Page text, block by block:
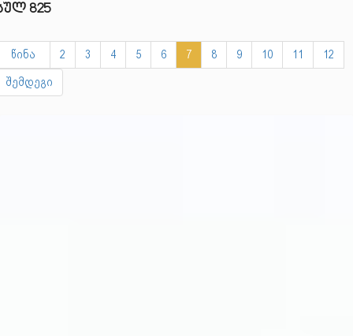
825
წინა 2 3 4 5 6 7 8 9 10 11
12
შემდეგი